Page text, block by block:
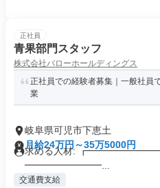
正社員
青果部門スタッフ
株式会社バローホールディングス
正社員での経験者募集｜一般社員
業
岐阜県可児市下恵土
月給24万円～35万5000円
求める人材:
━━━━━━━━...
交通費支給